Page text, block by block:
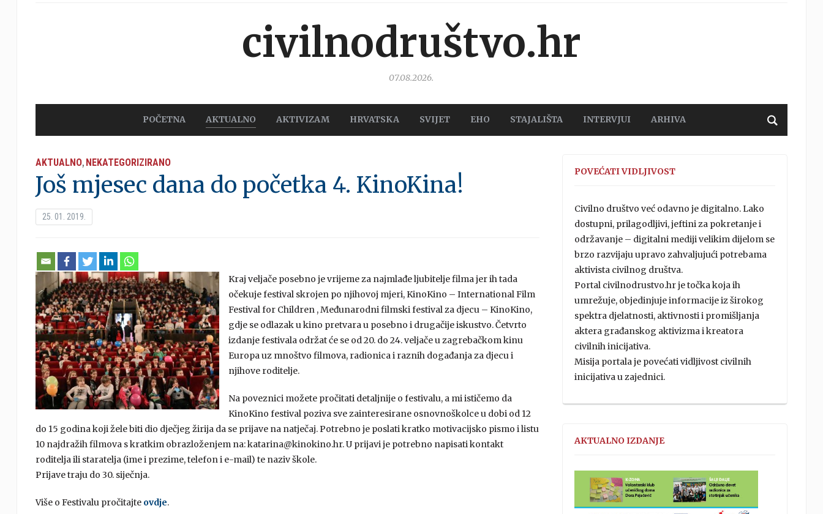
civilnodruštvo.hr
07.08.2026.
POČETNA AKTUALNO AKTIVIZAM HRVATSKA SVIJET EHO STAJALIŠTA INTERVJUI ARHIVA
AKTUALNO, NEKATEGORIZIRANO
Još mjesec dana do početka 4. KinoKina!
25. 01. 2019.
Kraj veljače posebno je vrijeme za najmlađe ljubitelje filma jer ih tada
očekuje festival skrojen po njihovoj mjeri, KinoKino – International Film
Festival for Children , Međunarodni filmski festival za djecu – KinoKino,
gdje se odlazak u kino pretvara u posebno i drugačije iskustvo. Četvrto
izdanje festivala održat će se od 20. do 24. veljače u zagrebačkom kinu
Europa uz mnoštvo filmova, radionica i raznih događanja za djecu i
njihove roditelje.
Na poveznici možete pročitati detaljnije o festivalu, a mi ističemo da
KinoKino festival poziva sve zainteresirane osnovnoškolce u dobi od 12
do 15 godina koji žele biti dio dječjeg žirija da se prijave na natječaj. Potrebno je poslati kratko motivacijsko pismo i listu
10 najdražih filmova s kratkim obrazloženjem na: katarina@kinokino.hr. U prijavi je potrebno napisati kontakt
roditelja ili staratelja (ime i prezime, telefon i e-mail) te naziv škole.
Prijave traju do 30. siječnja.
Više o Festivalu pročitajte ovdje.
POVEĆATI VIDLJIVOST
Civilno društvo već odavno je digitalno. Lako
dostupni, prilagodljivi, jeftini za pokretanje i
održavanje – digitalni mediji velikim dijelom se
brzo razvijaju upravo zahvaljujući potrebama
aktivista civilnog društva.
Portal civilnodrustvo.hr je točka koja ih
umrežuje, objedinjuje informacije iz širokog
spektra djelatnosti, aktivnosti i promišljanja
aktera građanskog aktivizma i kreatora
civilnih inicijativa.
Misija portala je povećati vidljivost civilnih
inicijativa u zajednici.
AKTUALNO IZDANJE